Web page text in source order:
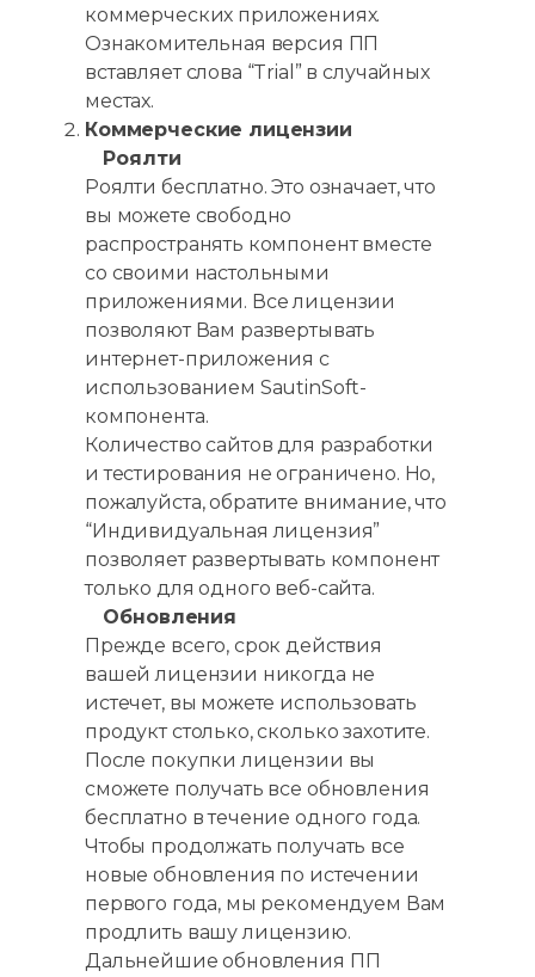
коммерческих приложениях.
Ознакомительная версия ПП
вставляет слова “Trial” в случайных
местах.
Коммерческие лицензии
Роялти
Роялти бесплатно. Это означает, что
вы можете свободно
распространять компонент вместе
со своими настольными
приложениями. Все лицензии
позволяют Вам развертывать
интернет-приложения с
использованием SautinSoft-
компонента.
Количество сайтов для разработки
и тестирования не ограничено. Но,
пожалуйста, обратите внимание, что
“Индивидуальная лицензия”
позволяет развертывать компонент
только для одного веб-сайта.
Обновления
Прежде всего, срок действия
вашей лицензии никогда не
истечет, вы можете использовать
продукт столько, сколько захотите.
После покупки лицензии вы
сможете получать все обновления
бесплатно в течение одного года.
Чтобы продолжать получать все
новые обновления по истечении
первого года, мы рекомендуем Вам
продлить вашу лицензию.
Дальнейшие обновления ПП